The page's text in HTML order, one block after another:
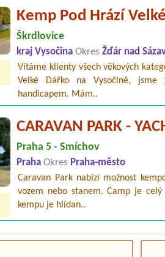
Kemp Pod Hrází
Škrdlovice
kraj VysočinaOkres Žďár nad
Vítáme klienty všech věkových
Velké Dářko na Vysočině,
handicapem. Mám..
CARAVAN PARK -
Praha 5 - Smíchov
PrahaOkres Praha-město
Caravan Park nabízí možnost
vozem nebo stanem. Camp je
kempu je hlídan..